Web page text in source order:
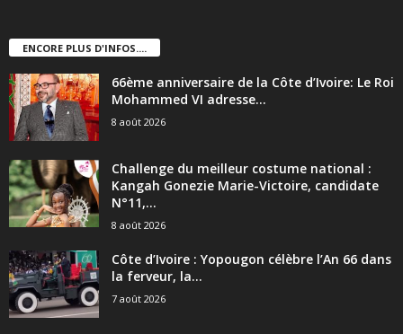
ENCORE PLUS D'INFOS....
66ème anniversaire de la Côte d’Ivoire: Le Roi
Mohammed VI adresse...
8 août 2026
Challenge du meilleur costume national :
Kangah Gonezie Marie-Victoire, candidate
N°11,...
8 août 2026
Côte d’Ivoire : Yopougon célèbre l’An 66 dans
la ferveur, la...
7 août 2026